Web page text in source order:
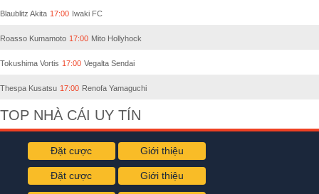
Blaublitz Akita 17:00 Iwaki FC
Roasso Kumamoto 17:00 Mito Hollyhock
Tokushima Vortis 17:00 Vegalta Sendai
Thespa Kusatsu 17:00 Renofa Yamaguchi
TOP NHÀ CÁI UY TÍN
Đặt cược Giới thiệu
Đặt cược Giới thiệu